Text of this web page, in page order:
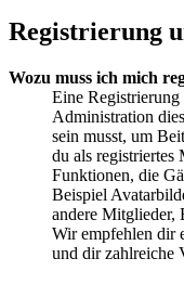
Registrierung
Wozu muss ich mich
Eine
Administration
sein musst, um
du als
Funktionen, die
Beispiel
andere Mitglieder,
Wir empfehlen dir
und dir zahlreiche